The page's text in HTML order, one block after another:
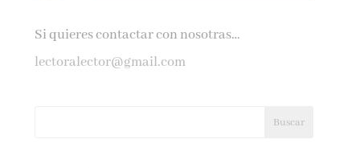
Si quieres contactar con nosotras…
lectoralector@gmail.com